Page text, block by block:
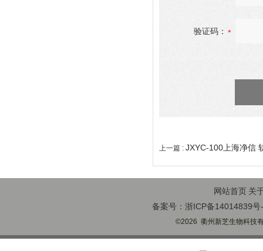
验证码：
上一篇 : JXYC-100上海净信
网站首页 关
备案号：浙ICP备14014839号
©2026 衢州新芝生物科技